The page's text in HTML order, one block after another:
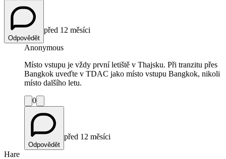
Odpovědět
před 12 měsíci
Anonymous
Místo vstupu je vždy první letiště v Thajsku. Při tranzitu přes
Bangkok uveďte v TDAC jako místo vstupu Bangkok, nikoli
místo dalšího letu.
0
Odpovědět
před 12 měsíci
Hare